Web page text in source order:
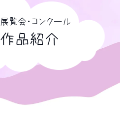
展覧会・コンクール
作品紹介